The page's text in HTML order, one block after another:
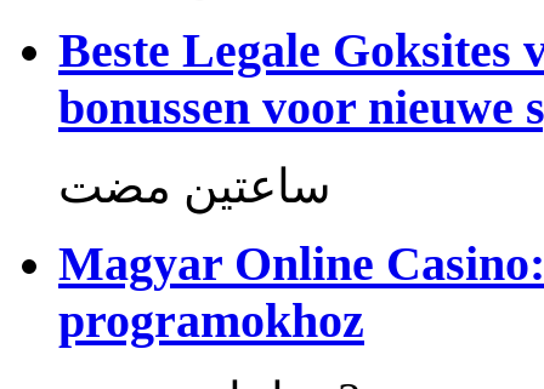
Beste Legale Goksites
bonussen voor nieuwe
‏ساعتين مضت
Magyar Online
programokhoz